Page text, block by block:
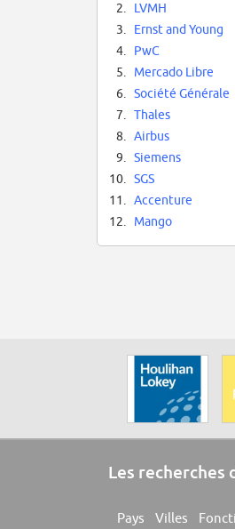
2.
LVMH
3.
Ernst and Young
4.
PwC
5.
Mercado Libre
6.
Société Générale
7.
Thales
8.
Airbus
9.
Siemens
10.
SGS
11.
Accenture
12.
Mango
Les recherches
Pays Villes